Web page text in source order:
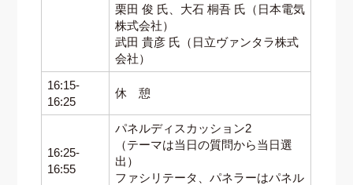
栗田 俊 氏、大石 桐吾 氏（日本電気
株式会社）
武田 貴彦 氏（日立ヴァンタラ株式
会社）
16:15-
16:25
休 憩
16:25-
16:55
パネルディスカッション2
（テーマは当日の質問から当日選
出）
ファシリテータ、パネラーはパネル